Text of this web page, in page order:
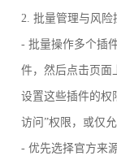
2. 批量管理与风险
- 批量操作多个插
件，然后点击页面
设置这些插件的权
访问”权限，或仅
- 优先选择官方来